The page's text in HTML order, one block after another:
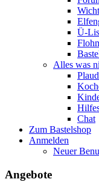
Ü-
Alles was
Chat
Zum Bastelshop
Anmelden
Neuer
Angebote